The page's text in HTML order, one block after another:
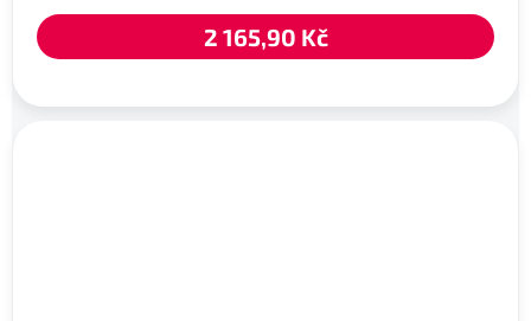
2 165,90 Kč